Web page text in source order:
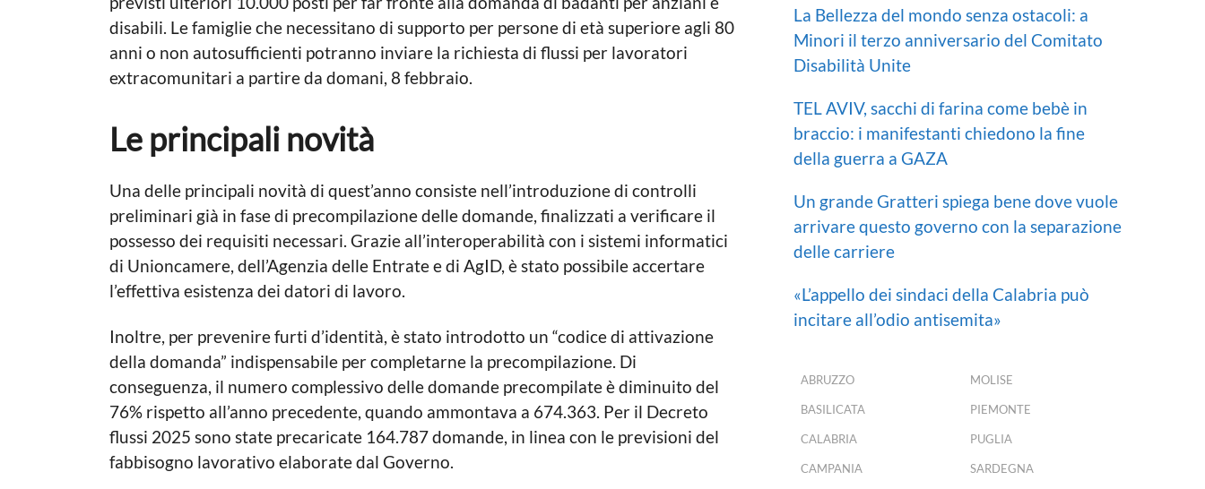
disabili. Le famiglie che necessitano di supporto per persone di età superiore agli 80
anni o non autosufficienti potranno inviare la richiesta di flussi per lavoratori
extracomunitari a partire da domani, 8 febbraio.
Le principali novità
Una delle principali novità di quest’anno consiste nell’introduzione di controlli
preliminari già in fase di precompilazione delle domande, finalizzati a verificare il
possesso dei requisiti necessari. Grazie all’interoperabilità con i sistemi informatici
di Unioncamere, dell’Agenzia delle Entrate e di AgID, è stato possibile accertare
l’effettiva esistenza dei datori di lavoro.
Inoltre, per prevenire furti d’identità, è stato introdotto un “codice di attivazione
della domanda” indispensabile per completarne la precompilazione. Di
conseguenza, il numero complessivo delle domande precompilate è diminuito del
76% rispetto all’anno precedente, quando ammontava a 674.363. Per il Decreto
flussi 2025 sono state precaricate 164.787 domande, in linea con le previsioni del
fabbisogno lavorativo elaborate dal Governo.
La Bellezza del mondo senza ostacoli: a
Minori il terzo anniversario del Comitato
Disabilità Unite
TEL AVIV, sacchi di farina come bebè in
braccio: i manifestanti chiedono la fine
della guerra a GAZA
Un grande Gratteri spiega bene dove vuole
arrivare questo governo con la separazione
delle carriere
«L’appello dei sindaci della Calabria può
incitare all’odio antisemita»
ABRUZZO
BASILICATA
CALABRIA
CAMPANIA
MOLISE
PIEMONTE
PUGLIA
SARDEGNA